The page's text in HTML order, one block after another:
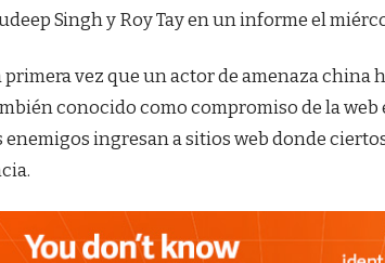
Singh y Roy Tay en un informe el
primera vez que un actor de amenaza china
conocido como compromiso de la web
enemigos ingresan a sitios web donde